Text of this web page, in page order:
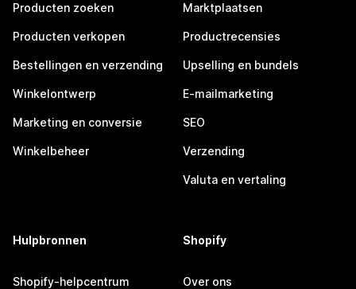
Producten zoeken
Producten verkopen
Bestellingen en verzending
Winkelontwerp
Marketing en conversie
Winkelbeheer
Marktplaatsen
Productrecensies
Upselling en bundels
E-mailmarketing
SEO
Verzending
Valuta en vertaling
Hulpbronnen
Shopify-helpcentrum
Shopify
Over ons